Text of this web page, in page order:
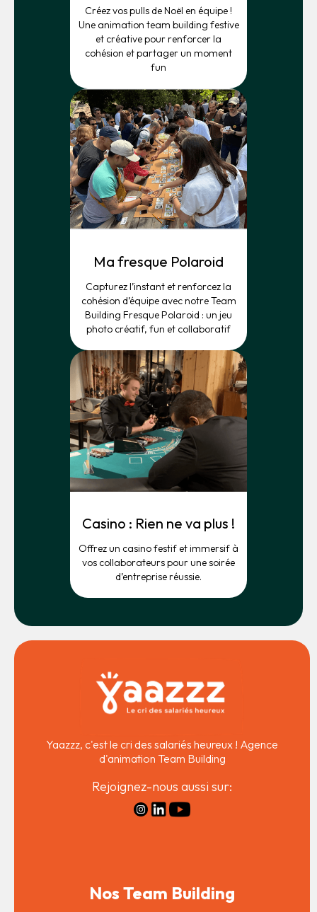
Créez vos pulls de Noël en équipe !
Une animation team building festive
et créative pour renforcer la
cohésion et partager un moment
fun
Ma fresque Polaroid
Capturez l’instant et renforcez la
cohésion d’équipe avec notre Team
Building Fresque Polaroid : un jeu
photo créatif, fun et collaboratif
Casino : Rien ne va plus !
Offrez un casino festif et immersif à
vos collaborateurs pour une soirée
d’entreprise réussie.
Yaazzz, c'est le cri des salariés heureux ! Agence
d'animation Team Building
Rejoignez-nous aussi sur:
Nos Team Building